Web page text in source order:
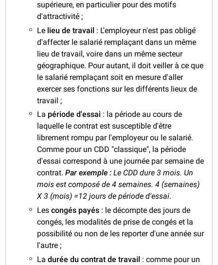
supérieure, en particulier pour des motifs
d'attractivité ;
Le lieu de travail : L'employeur n'est pas obligé
d'affecter le salarié remplaçant dans un même
lieu de travail, voire dans un même secteur
géographique. Pour autant, il doit veiller à ce que
le salarié remplaçant soit en mesure d'aller
exercer ses fonctions sur les différents lieux de
travail ;
La période d'essai : la période au cours de
laquelle le contrat est susceptible d'être
librement rompu par l'employeur ou le salarié.
Comme pour un CDD "classique", la période
d'essai correspond à une journée par semaine de
contrat.Par exemple :Le CDD dure 3 mois. Un
mois est composé de 4 semaines. 4 (semaines)
X 3 (mois) =12 jours de période d'essai.
Lescongés payés : le décompte des jours de
congés, les modalités de prise de congés et la
possibilité ou non de les reporter d'une année sur
l'autre ;
Ladurée du contrat de travail : comme pour un